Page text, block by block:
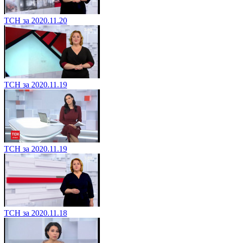
ТСН за 2020.11.20
ТСН за 2020.11.19
ТСН за 2020.11.19
ТСН за 2020.11.18